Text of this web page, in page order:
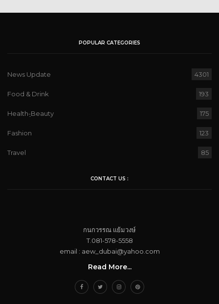
POPULAR CATEGORIES
News Update 4301
Food & Drink 193
Health-ฺBeauty 175
Fashion 123
Travel 85
CONTACT US :
กนกวรรณ​ แย้ม​วงษ์
T.081-578-5558
email : aew_dubai@yahoo.com​
Read More...